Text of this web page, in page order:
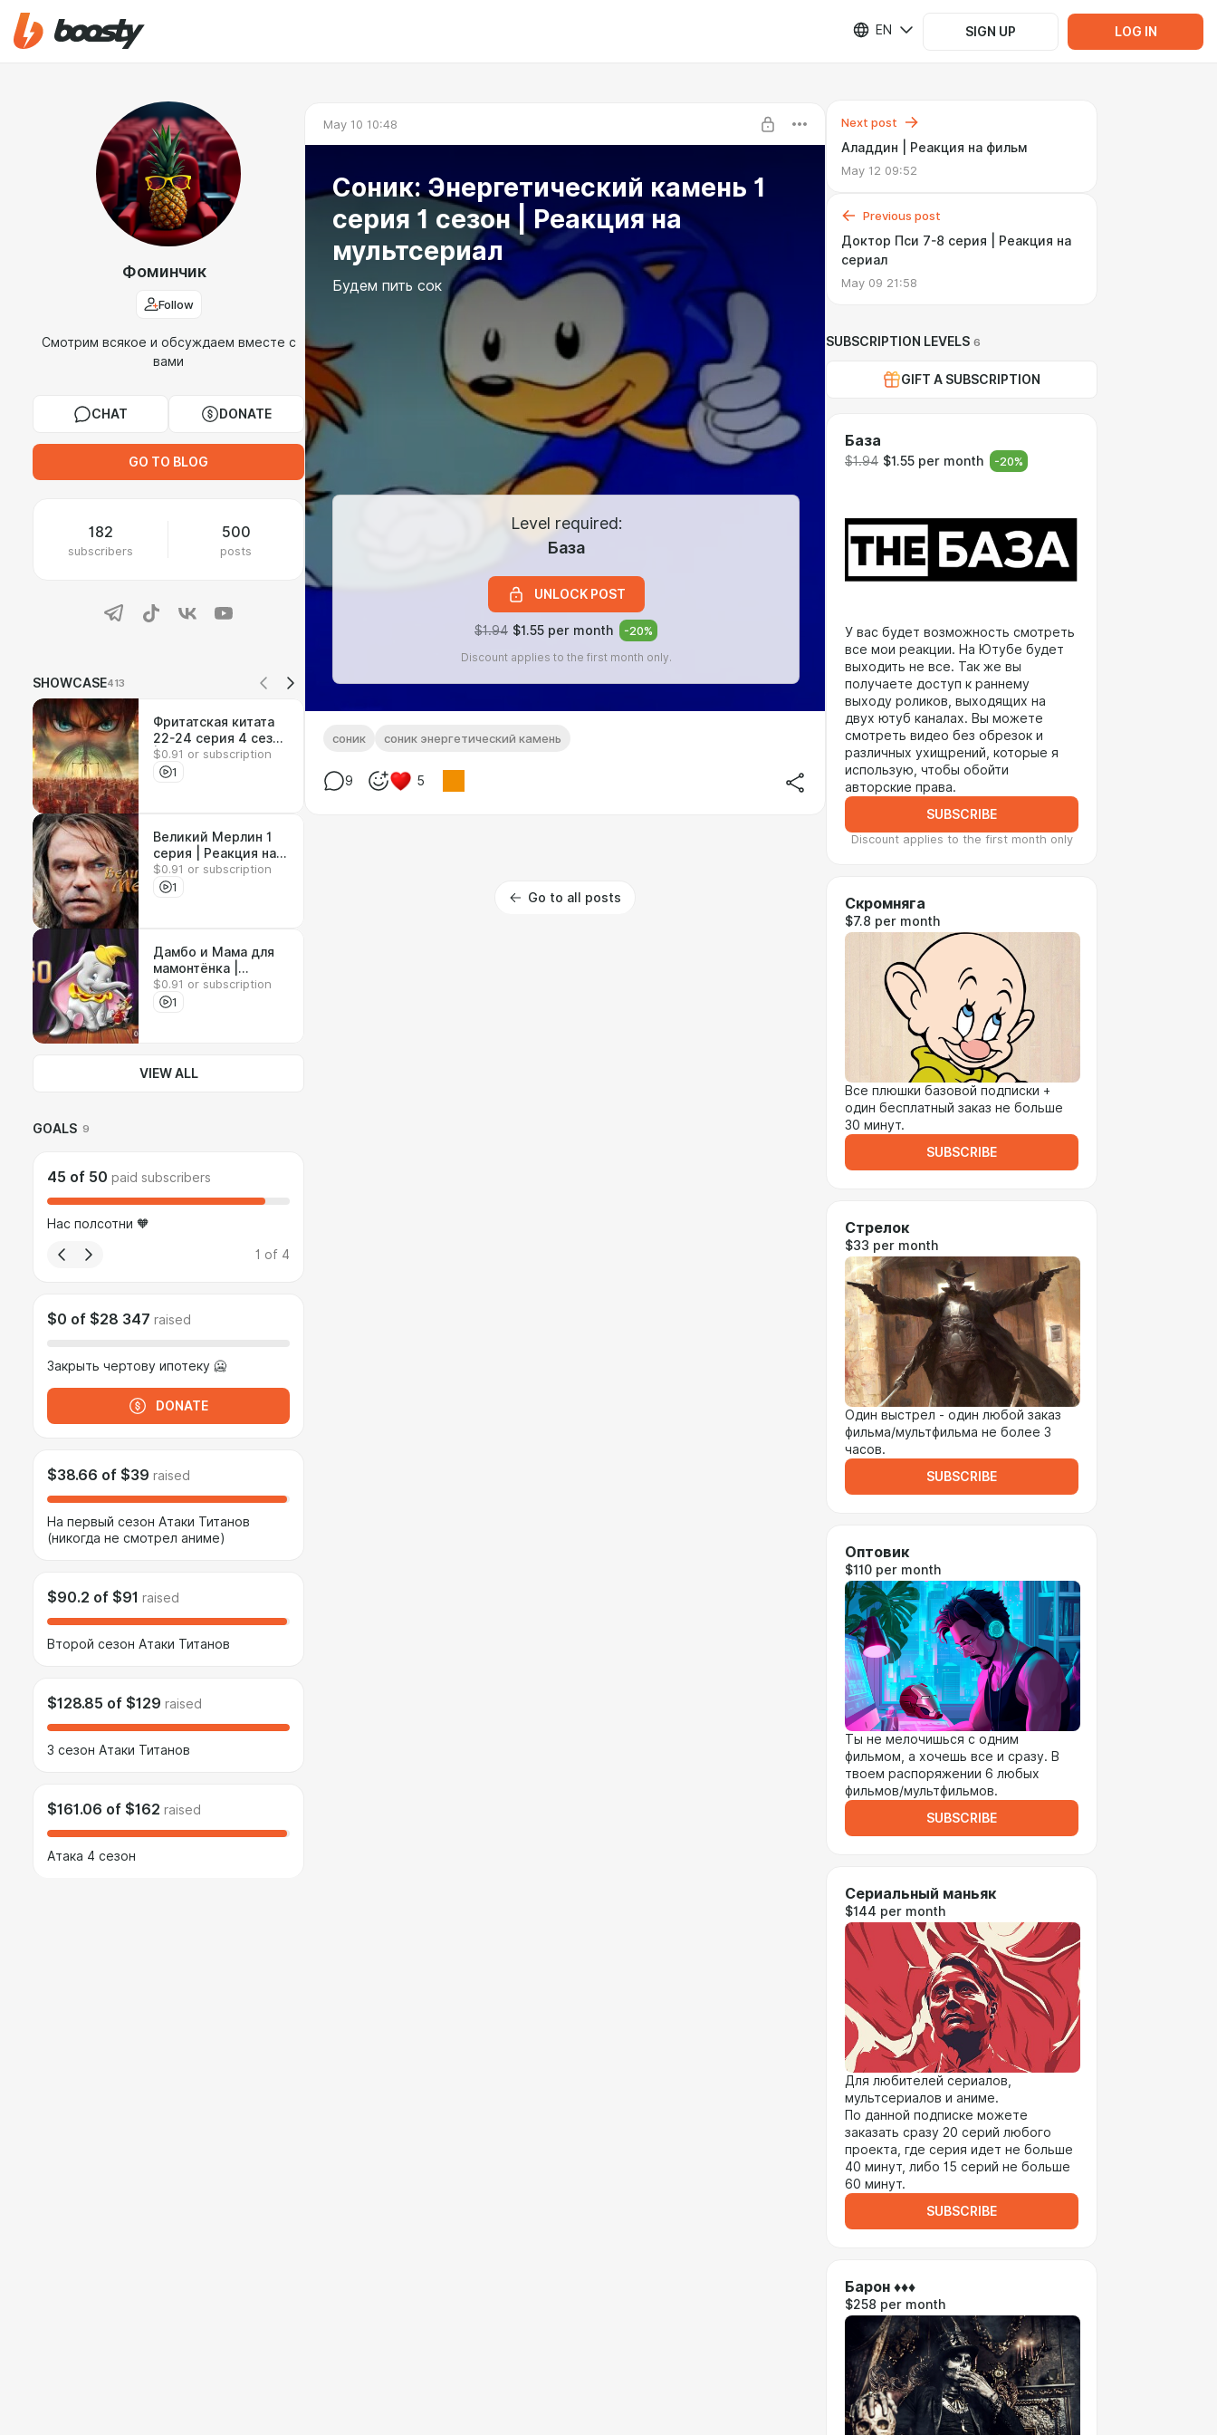
EN SIGN UP LOG IN
Фоминчик
Follow
Смотрим всякое и обсуждаем вместе с
вами
CHAT DONATE
GO TO BLOG
182
subscribers
500
posts
SHOWCASE413
Фритатская китата
22-24 серия 4 сезон
| Реакция на аниме
$0.91 or subscription
1
Великий Мерлин 1
серия | Реакция на
сериал
$0.91 or subscription
1
Дамбо и Мама для
мамонтёнка |
Реакция на
мультфильмы
$0.91 or subscription
1
VIEW ALL
GOALS 9
45 of 50 paid subscribers
Нас полсотни 🧡
1 of 4
$0 of $28 347 raised
Закрыть чертову ипотеку 🥶
DONATE
$38.66 of $39 raised
На первый сезон Атаки Титанов
(никогда не смотрел аниме)
$90.2 of $91 raised
Второй сезон Атаки Титанов
$128.85 of $129 raised
3 сезон Атаки Титанов
$161.06 of $162 raised
Атака 4 сезон
May 10 10:48
Соник: Энергетический камень 1
серия 1 сезон | Реакция на
мультсериал
Будем пить сок
Level required:
База
UNLOCK POST
$1.94 $1.55 per month -20%
Discount applies to the first month only.
соник соник энергетический камень
9 5
Go to all posts
Next post
Аладдин | Реакция на фильм
May 12 09:52
Previous post
Доктор Пси 7-8 серия | Реакция на
сериал
May 09 21:58
SUBSCRIPTION LEVELS 6
GIFT A SUBSCRIPTION
База
$1.94 $1.55 per month -20%
У вас будет возможность смотреть
все мои реакции. На Ютубе будет
выходить не все. Так же вы
получаете доступ к раннему
выходу роликов, выходящих на
двух ютуб каналах. Вы можете
смотреть видео без обрезок и
различных ухищрений, которые я
использую, чтобы обойти
авторские права.
SUBSCRIBE
Discount applies to the first month only
Скромняга
$7.8 per month
Все плюшки базовой подписки +
один бесплатный заказ не больше
30 минут.
SUBSCRIBE
Стрелок
$33 per month
Один выстрел - один любой заказ
фильма/мультфильма не более 3
часов.
SUBSCRIBE
Оптовик
$110 per month
Ты не мелочишься с одним
фильмом, а хочешь все и сразу. В
твоем распоряжении 6 любых
фильмов/мультфильмов.
SUBSCRIBE
Сериальный маньяк
$144 per month
Для любителей сериалов,
мультсериалов и аниме.
По данной подписке можете
заказать сразу 20 серий любого
проекта, где серия идет не больше
40 минут, либо 15 серий не больше
60 минут.
SUBSCRIBE
Барон ♦♦♦
$258 per month